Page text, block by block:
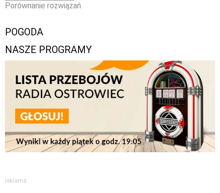
Porównanie rozwiązań
POGODA
NASZE PROGRAMY
reklama